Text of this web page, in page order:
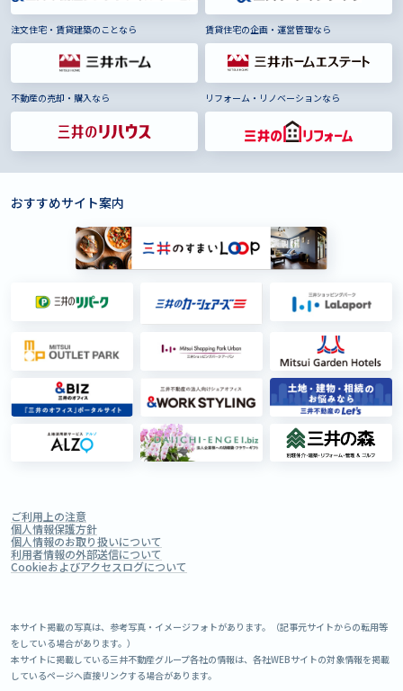
注文住宅・賃貸建築のことなら 賃貸住宅の企画・運営管理なら
不動産の売却・購入なら リフォーム・リノベーションなら
おすすめサイト案内
ご利用上の注意
個人情報保護方針
個人情報のお取り扱いについて
利用者情報の外部送信について
Cookieおよびアクセスログについて
本サイト掲載の写真は、参考写真・イメージフォトがあります。（記事元サイトからの転用等
をしている場合があります。）
本サイトに掲載している三井不動産グループ各社の情報は、各社WEBサイトの対象情報を掲載
しているページへ直接リンクする場合があります。